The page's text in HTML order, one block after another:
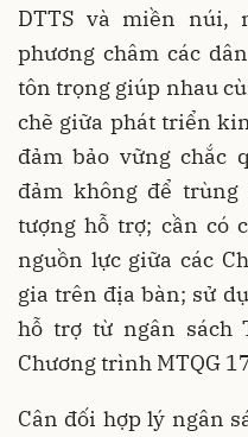
DTTS và miền núi,
phương châm các
tôn trọng giúp nhau
chẽ giữa phát triển
đảm bảo vững chắc
đảm không để
tượng hỗ trợ; cần có
nguồn lực giữa các
gia trên địa bàn; sử
hỗ trợ từ ngân sách
Chương trình MTQG
Cân đối hợp lý ngân